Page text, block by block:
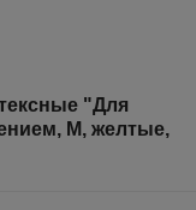
"Для
M, желтые,